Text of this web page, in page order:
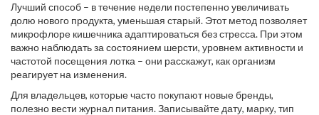
Лучший способ – в течение недели постепенно увеличивать
долю нового продукта, уменьшая старый. Этот метод позволяет
микрофлоре кишечника адаптироваться без стресса. При этом
важно наблюдать за состоянием шерсти, уровнем активности и
частотой посещения лотка – они расскажут, как организм
реагирует на изменения.
Для владельцев, которые часто покупают новые бренды,
полезно вести журнал питания. Записывайте дату, марку, тип